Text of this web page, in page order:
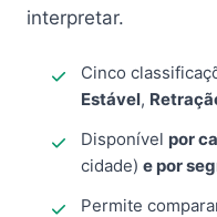
interpretar.
Cinco
Estável,
Disponível por
cidade) e por
Permite